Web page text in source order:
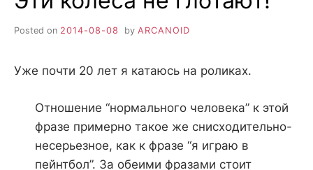
Posted on 2014-08-08 by ARCANOID
Уже почти 20 лет я катаюсь на роликах.
Отношение “нормального человека” к этой
фразе примерно такое же снисходительно-
несерьезное, как к фразе “я играю в
пейнтбол”. За обеими фразами стоит